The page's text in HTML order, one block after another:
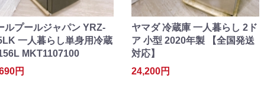
ルプールジャパン YRZ-
一人暮らし単身用冷蔵
MKT1107100
円
ヤマダ 冷蔵庫 一人暮らし 2ド
ア 小型 2020年製 【全国発送
対応】
24,200円